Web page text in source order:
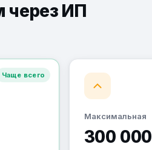
через ИП
Чаще всего
Максимальная
300 000